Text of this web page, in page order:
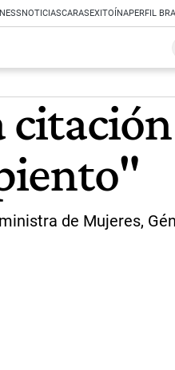
NOTICIASCARASEXITOÍNAPERFIL
de Mujeres,